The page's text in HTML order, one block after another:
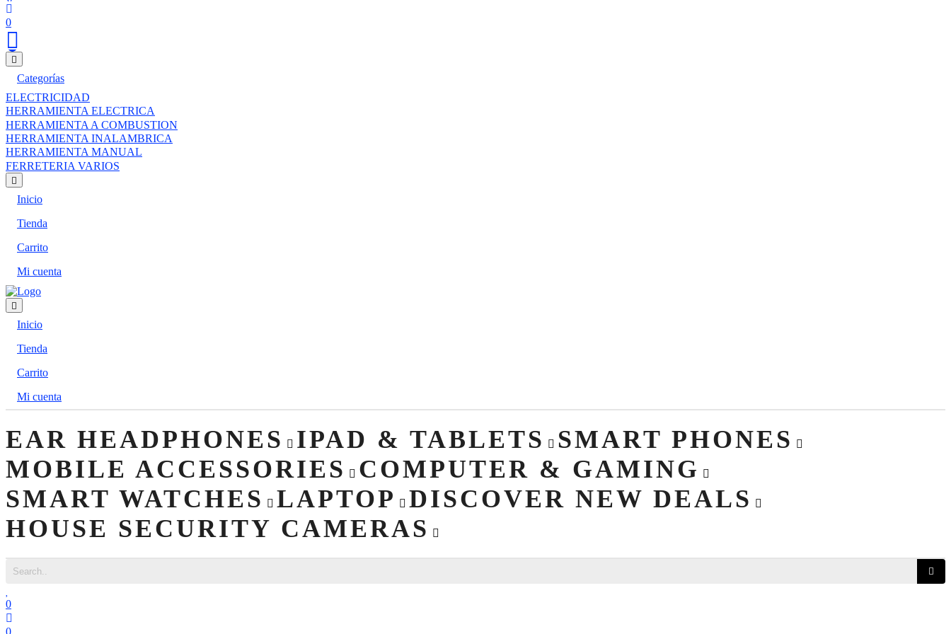
0
Categorías
ELECTRICIDAD
HERRAMIENTA ELECTRICA
HERRAMIENTA A COMBUSTION
HERRAMIENTA INALAMBRICA
HERRAMIENTA MANUAL
FERRETERIA VARIOS
Inicio
Tienda
Carrito
Mi cuenta
Inicio
Tienda
Carrito
Mi cuenta
0
0